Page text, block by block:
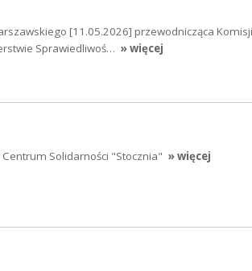
[11.05.2026] przewodnicząca Komisji
Sprawiedliwoś… » więcej
Solidarności "Stocznia" » więcej